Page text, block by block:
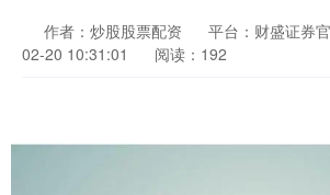
作者：炒股股票配资 平台：财盛证券
02-20 10:31:01
阅读：192